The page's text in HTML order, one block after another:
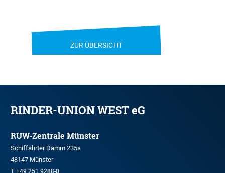
ZUR ÜBERSICHT
RINDER-UNION WEST eG
RUW-Zentrale Münster
Schiffahrter Damm 235a
48147 Münster
T +49 251 9288-0